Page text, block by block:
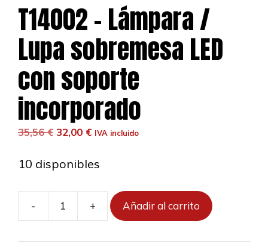
T14002 – Lámpara /
Lupa sobremesa LED
con soporte
incorporado
35,56€ El
original
35,56 €.
32,00 €El
actual
32,00 €.
IVA incluido
10 disponibles
-
T14002
Lámpara
+ Añadir al carrito